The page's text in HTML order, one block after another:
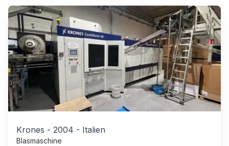
Krones - 2004 - Italien
Blasmaschine